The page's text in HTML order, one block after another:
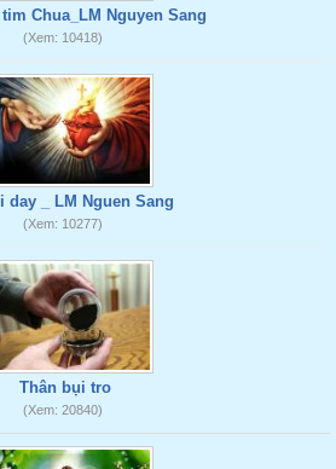
Chua_LM Nguyen Sang
(Xem: 10418)
day _ LM Nguen Sang
(Xem: 10277)
Thân bụi tro
(Xem: 20840)